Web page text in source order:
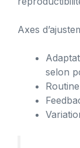
Axes
selon